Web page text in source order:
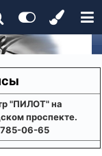
"ПИЛОТ" на
проспекте.
06-65